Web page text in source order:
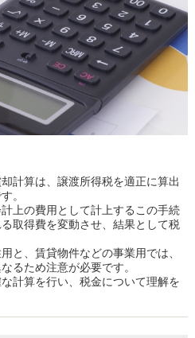
計算は、譲渡所得税を適正に算出
。
上の費用として計上するこの手続
取得費を変動させ、結果として税
と、賃貸物件などの事業用では、
るため注意が必要です。
計算を行い、税金について理解を